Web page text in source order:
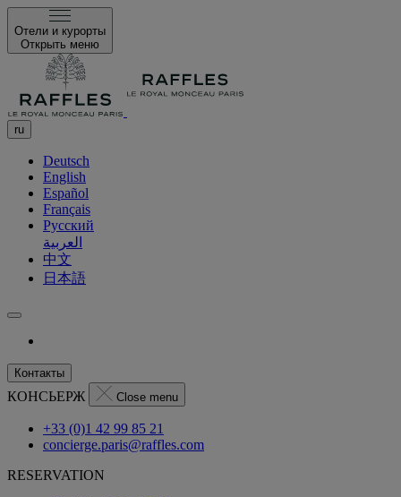
Отели и курорты
Открыть меню
ru
Deutsch
English
Español
Français
Русский
العربية
中文
日本語
Контакты
КОНСЬЕРЖ Close menu
+33 (0)1 42 99 85 21
concierge.paris@raffles.com
RESERVATION